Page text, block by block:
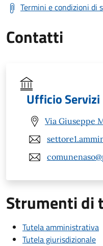
Termini e condizioni di
Contatti
Ufficio
Via Giuseppe
Strumenti di
Tutela amministrativa
Tutela giurisdizionale